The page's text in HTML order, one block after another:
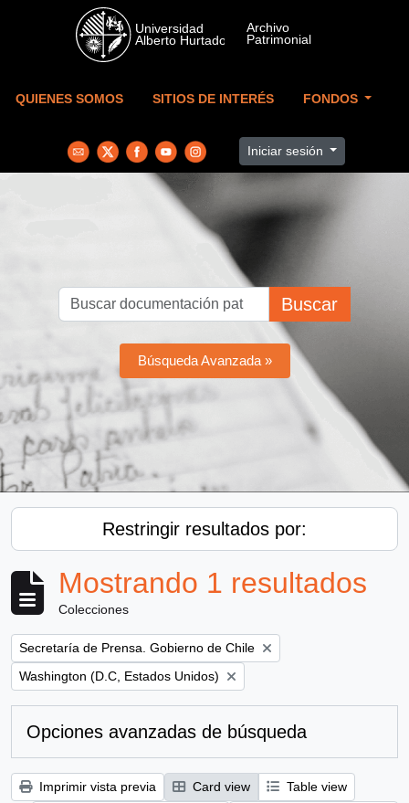
Skip to main content
QUIENES SOMOS SITIOS DE INTERÉS FONDOS
Iniciar sesión
Buscar
Búsqueda Avanzada »
Restringir resultados por:
Mostrando 1 resultados
Colecciones
Remove filter:
Secretaría de Prensa. Gobierno de Chile
Remove filter:
Washington (D.C, Estados Unidos)
Opciones avanzadas de búsqueda
Imprimir vista previa Card view
Table view